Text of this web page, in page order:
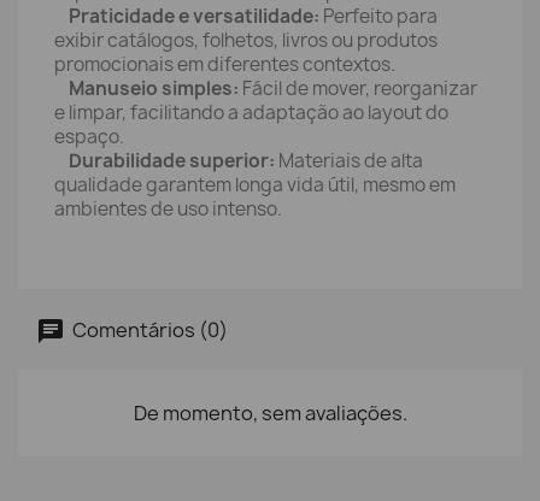
Praticidade e versatilidade: Perfeito para
exibir catálogos, folhetos, livros ou produtos
promocionais em diferentes contextos.
Manuseio simples: Fácil de mover, reorganizar
e limpar, facilitando a adaptação ao layout do
espaço.
Durabilidade superior: Materiais de alta
qualidade garantem longa vida útil, mesmo em
ambientes de uso intenso.
Comentários (0)
De momento, sem avaliações.